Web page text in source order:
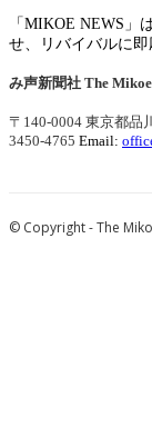
「MIKOE NEWS」
せ、リバイバルに即
み声新聞社 The Mikoe
〒140-0004 東京都品
3450-4765 Email:
© Copyright - The